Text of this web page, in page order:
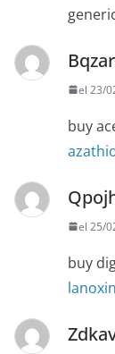
el 23/
buy
el 25/
buy